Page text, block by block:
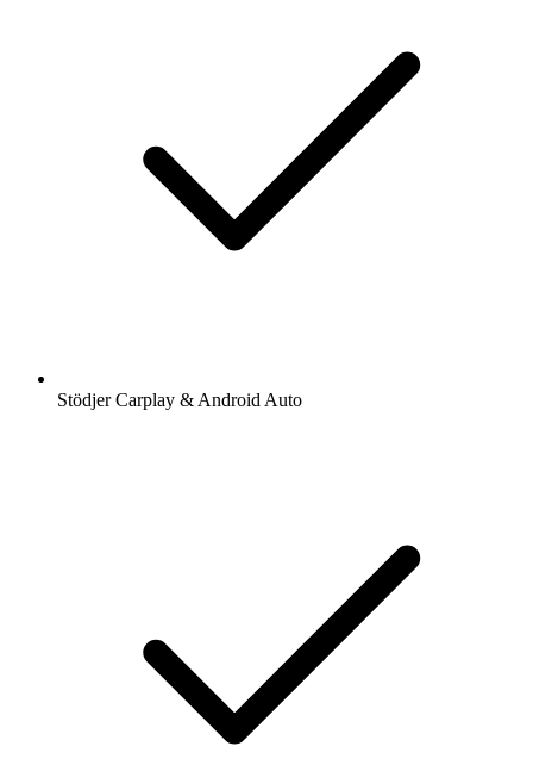
Stödjer Carplay & Android Auto